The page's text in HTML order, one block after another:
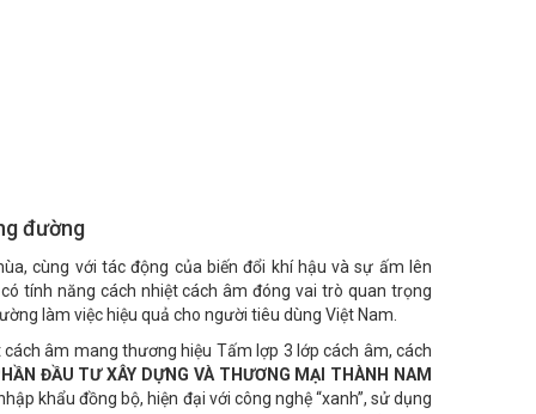
đường
cùng với tác động của biến đổi khí hậu và sự ấm lên
tính năng cách nhiệt cách âm đóng vai trò quan trọng
làm việc hiệu quả cho người tiêu dùng Việt Nam.
âm mang thương hiệu Tấm lợp 3 lớp cách âm, cách
ĐẦU TƯ XÂY DỰNG VÀ THƯƠNG MẠI THÀNH NAM
khẩu đồng bộ, hiện đại với công nghệ “xanh”, sử dụng